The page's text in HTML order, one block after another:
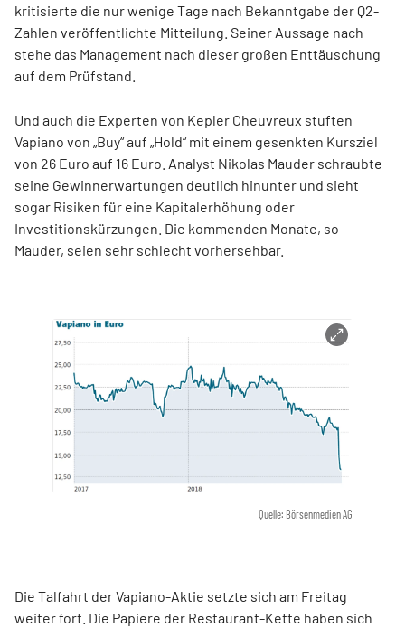
kritisierte die nur wenige Tage nach Bekanntgabe der Q2-
Zahlen veröffentlichte Mitteilung. Seiner Aussage nach
stehe das Management nach dieser großen Enttäuschung
auf dem Prüfstand.
Und auch die Experten von Kepler Cheuvreux stuften
Vapiano von „Buy“ auf „Hold“ mit einem gesenkten Kursziel
von 26 Euro auf 16 Euro. Analyst Nikolas Mauder schraubte
seine Gewinnerwartungen deutlich hinunter und sieht
sogar Risiken für eine Kapitalerhöhung oder
Investitionskürzungen. Die kommenden Monate, so
Mauder, seien sehr schlecht vorhersehbar.
Quelle: Börsenmedien AG
Die Talfahrt der Vapiano-Aktie setzte sich am Freitag
weiter fort. Die Papiere der Restaurant-Kette haben sich